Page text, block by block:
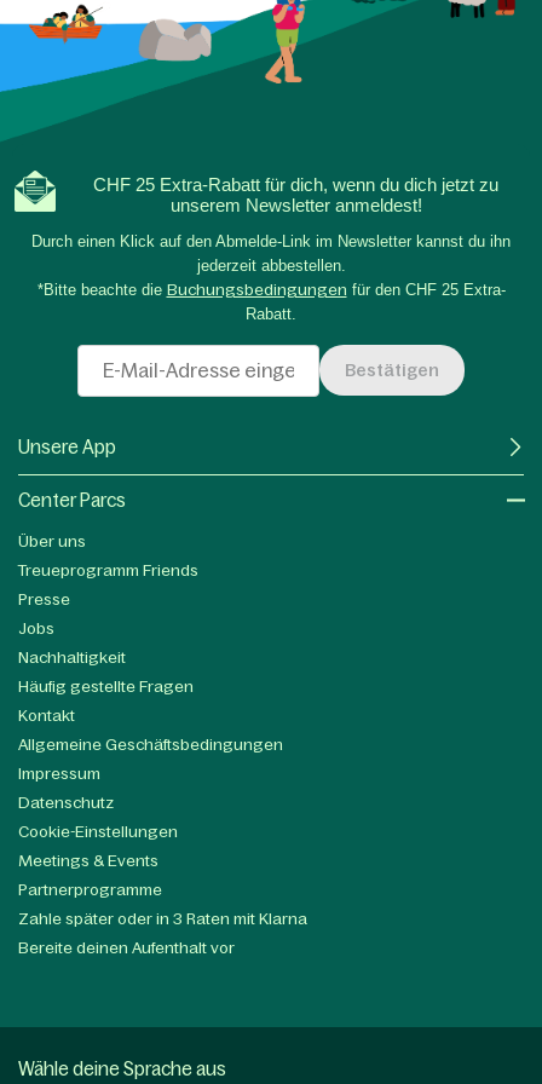
Familienurlaub in Frankreich.
CHF 25 Extra-Rabatt für dich, wenn du dich jetzt zu
unserem Newsletter anmeldest!
Durch einen Klick auf den Abmelde-Link im Newsletter kannst du ihn
jederzeit abbestellen.
*Bitte beachte die Buchungsbedingungen für den CHF 25 Extra-
Rabatt.
Bestätigen
Unsere App
Center Parcs
Über uns
Treueprogramm Friends
Presse
Jobs
Nachhaltigkeit
Häufig gestellte Fragen
Kontakt
Allgemeine Geschäftsbedingungen
Impressum
Datenschutz
Cookie-Einstellungen
Meetings & Events
Partnerprogramme
Zahle später oder in 3 Raten mit Klarna
Bereite deinen Aufenthalt vor
Wähle deine Sprache aus